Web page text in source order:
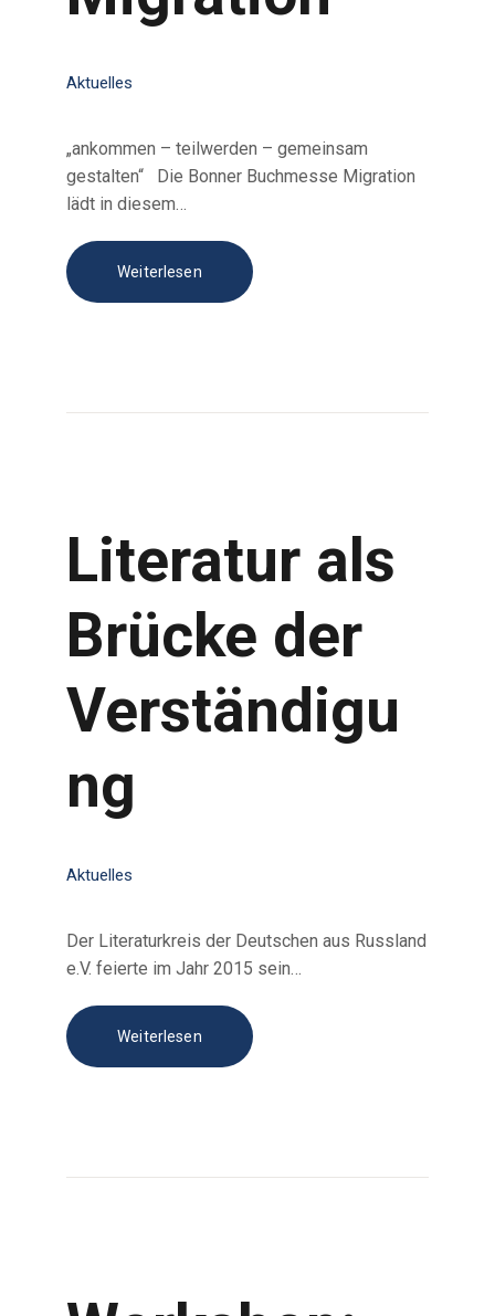
Aktuelles
„ankommen – teilwerden – gemeinsam
gestalten“ Die Bonner Buchmesse Migration
lädt in diesem…
Weiterlesen
Literatur als
Brücke der
Verständigu
ng
Aktuelles
Der Literaturkreis der Deutschen aus Russland
e.V. feiertе im Jahr 2015 sein…
Weiterlesen